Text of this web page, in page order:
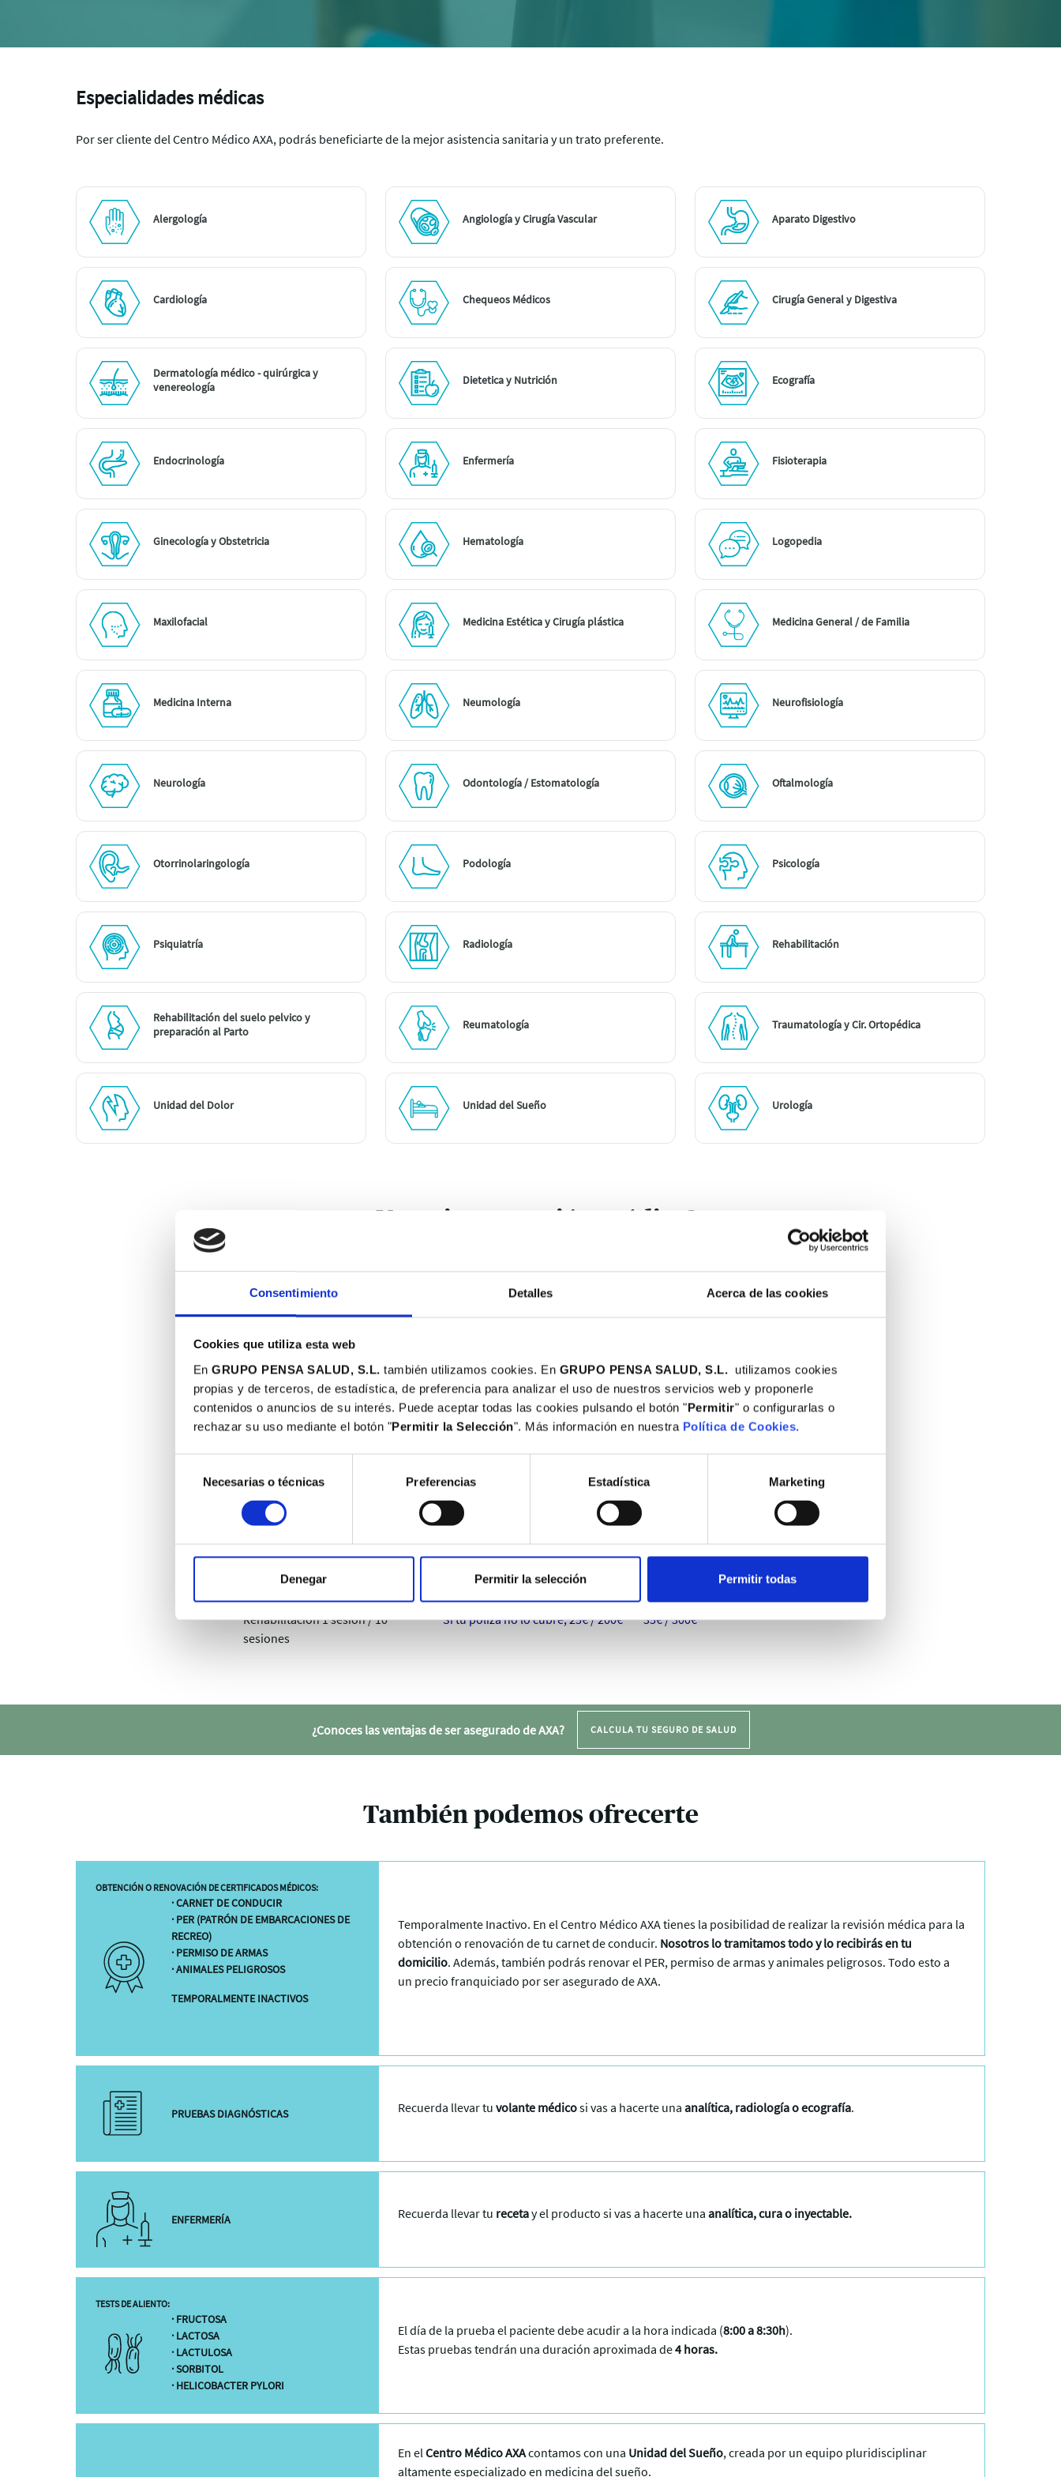
Consentimiento Detalles Acerca de las cookies
Cookies que utiliza esta web
En GRUPO PENSA SALUD, S.L. también utilizamos cookies. En GRUPO PENSA SALUD, S.L.
utilizamos cookies
propias y de terceros, de estadística, de preferencia para analizar el uso de nuestros servicios web y proponerle
contenidos o anuncios de su interés. Puede aceptar todas las cookies pulsando el botón "Permitir" o configurarlas o
rechazar su uso mediante el botón "Permitir la Selección". Más información en nuestra Política de Cookies.
consentimiento
Necesarias o técnicas Preferencias Estadística Marketing
Denegar Permitir la selección Permitir todas
Especialidades médicas
Por ser cliente del Centro Médico AXA, podrás beneficiarte de la mejor asistencia sanitaria y un trato preferente.
Alergología Angiología y Cirugía Vascular Aparato Digestivo
Cardiología Chequeos Médicos Cirugía General y Digestiva
Dermatología médico - quirúrgica y
venereología
Dietetica y Nutrición Ecografía
Endocrinología Enfermería Fisioterapia
Ginecología y Obstetricia Hematología Logopedia
Maxilofacial Medicina Estética y Cirugía plástica Medicina General / de Familia
Medicina Interna Neumología Neurofisiología
Neurología Odontología / Estomatología Oftalmología
Otorrinolaringología Podología Psicología
Psiquiatría Radiología Rehabilitación
Rehabilitación del suelo pelvico y
preparación al Parto
Reumatología Traumatología y Cir. Ortopédica
Unidad del Dolor Unidad del Sueño Urología
¿Necesitas atención médica?
1ª visita Medicina General
2ª visita Medicina General Incluido en tu póliza 50€
2ª visita Especialista Incluido en tu póliza 90€
Revisión odontológica
Podología Incluido en tu póliza
Rehabilitación 1 sesión / 10
sesiones
Si tu póliza no lo cubre, 25€ / 200€ 35€ / 300€
¿Conoces las ventajas de ser asegurado de AXA? CALCULA TU SEGURO DE SALUD
También podemos ofrecerte
OBTENCIÓN O RENOVACIÓN DE CERTIFICADOS MÉDICOS:
· CARNET DE CONDUCIR
· PER (PATRÓN DE EMBARCACIONES DE
RECREO)
· PERMISO DE ARMAS
· ANIMALES PELIGROSOS
TEMPORALMENTE INACTIVOS
Temporalmente Inactivo. En el Centro Médico AXA tienes la posibilidad de realizar la revisión médica para la
obtención o renovación de tu carnet de conducir. Nosotros lo tramitamos todo y lo recibirás en tu
domicilio. Además, también podrás renovar el PER, permiso de armas y animales peligrosos. Todo esto a
un precio franquiciado por ser asegurado de AXA.
PRUEBAS DIAGNÓSTICAS Recuerda llevar tuvolante médicosi vas a hacerte unaanalítica, radiología o ecografía.
ENFERMERÍA Recuerda llevar tu recetay el producto si vas a hacerte unaanalítica, cura o inyectable.
TESTS DE ALIENTO:
· FRUCTOSA
· LACTOSA
· LACTULOSA
· SORBITOL
· HELICOBACTER PYLORI
El día de la prueba el paciente debe acudir a la hora indicada (8:00 a 8:30h).
Estas pruebas tendrán una duración aproximada de4 horas.
En elCentro Médico AXAcontamos con una Unidad del Sueño, creada por un equipo pluridisciplinar
altamente especializado en medicina del sueño.